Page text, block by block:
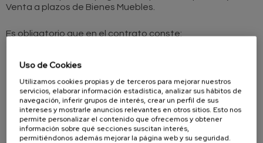
Venta a plazos de Bienes Muebles.
Es obligatorio que en el contrato conste:
El lugar y fecha del contrato.
El nombre, los apellidos, la razón social y el domicilio de
las partes y, en los contratos de financiación, el nombre
o razón social de quien financia y su domicilio.
La descripción del objeto vendido, con las
características necesarias para facilitar su
Uso de Cookies
Utilizamos cookies propias y de terceros para mejorar nuestros
servicios, elaborar información estadística, analizar sus hábitos de
navegación, inferir grupos de interés, crear un perfil de sus
intereses y mostrarle anuncios relevantes en otros sitios. Esto nos
permite personalizar el contenido que ofrecemos y obtener
información sobre qué secciones suscitan interés,
permitiéndonos además mejorar la página web y su seguridad.